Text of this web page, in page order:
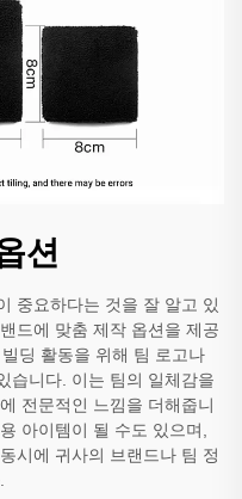
션
중요하다는 것을 잘 알고 있
드에 맞춤 제작 옵션을 제공
딩 활동을 위해 팀 로고나
습니다. 이는 팀의 일체감을
전문적인 느낌을 더해줍니
아이템이 될 수도 있으며,
시에 귀사의 브랜드나 팀 정